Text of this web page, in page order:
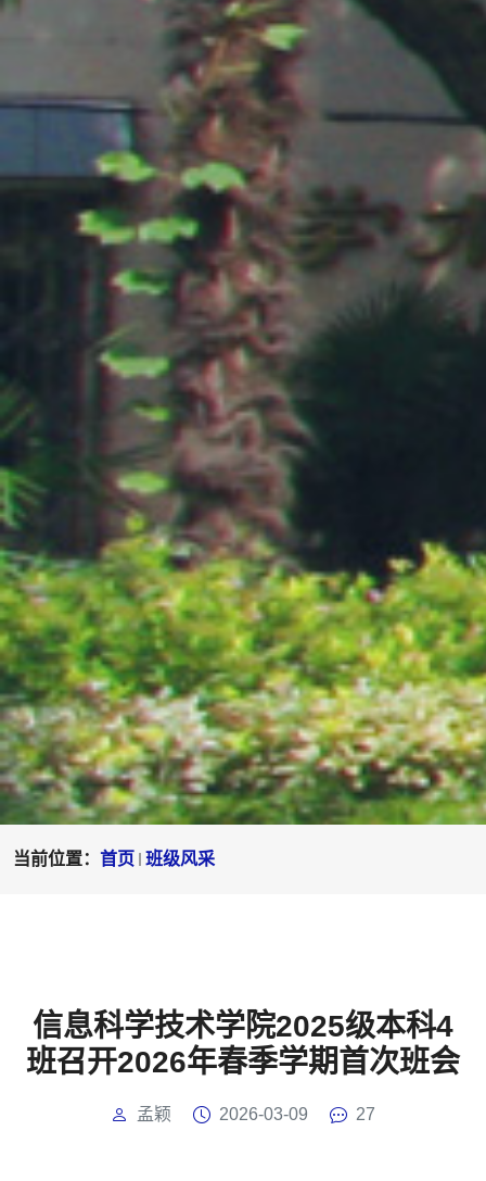
当前位置： 首页 班级风采
信息科学技术学院2025级本科4
班召开2026年春季学期首次班会
孟颖 2026-03-09 27